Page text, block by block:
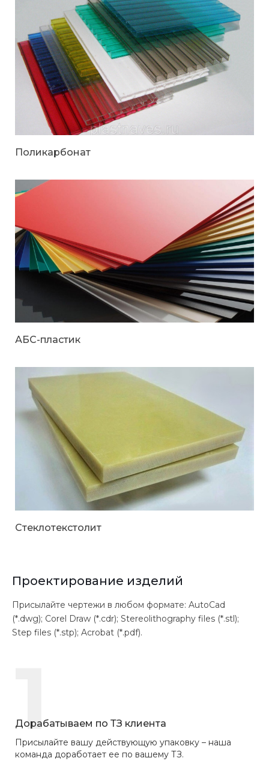
Поликарбонат
АБС-пластик
Стеклотекстолит
Проектирование изделий
Присылайте чертежи в любом формате: AutoCad
(*.dwg); Corel Draw (*.cdr); Stereolithography files (*.stl);
Step files (*.stp); Acrobat (*.pdf).
1
Дорабатываем по ТЗ клиента
Присылайте вашу действующую упаковку – наша
команда доработает ее по вашему ТЗ.